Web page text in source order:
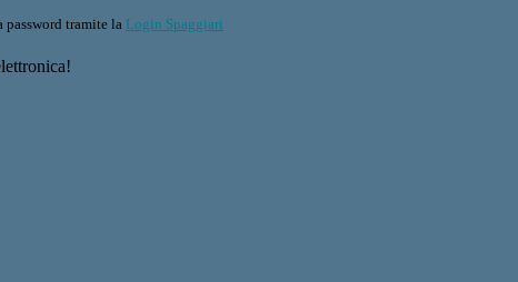
password tramite la Login Spaggiari